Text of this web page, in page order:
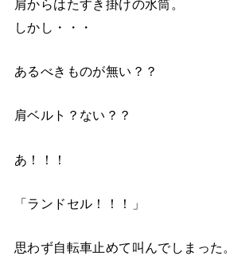
肩からはたすき掛けの水筒。
しかし・・・
あるべきものが無い？？
肩ベルト？ない？？
あ！！！
「ランドセル！！！」
思わず自転車止めて叫んでしまった。